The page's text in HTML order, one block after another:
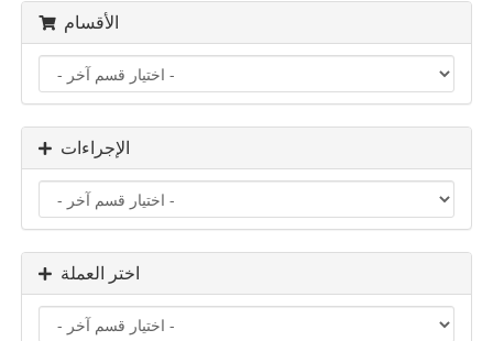
الأقسام
الإجراءات
اختر العملة